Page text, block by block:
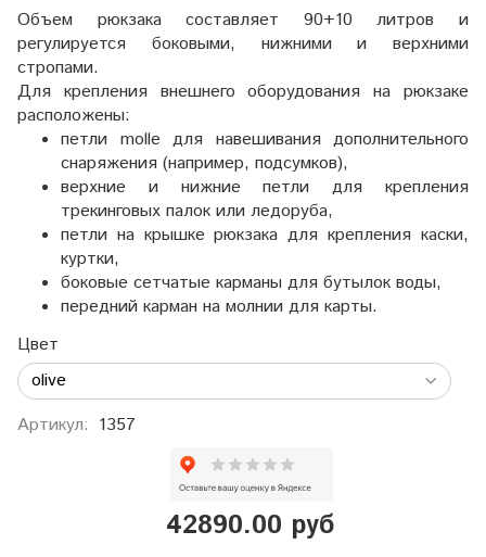
Объем рюкзака составляет 90+10 литров и
регулируется боковыми, нижними и верхними
стропами.
Для крепления внешнего оборудования на рюкзаке
расположены:
петли molle для навешивания дополнительного
снаряжения (например, подсумков),
верхние и нижние петли для крепления
трекинговых палок или ледоруба,
петли на крышке рюкзака для крепления каски,
куртки,
боковые сетчатые карманы для бутылок воды,
передний карман на молнии для карты.
Цвет
Артикул: 1357
42890.00 руб